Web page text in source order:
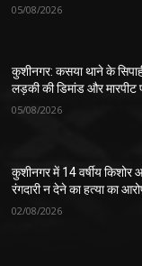
05/08/2026
कुशीनगर: कसया थाने के
लड़की की डिमांड और मारपीट
05/08/2026
कुशीनगर में 14 वर्षीय किशोर
रंगदारी न देने का हत्या का
02/08/2026